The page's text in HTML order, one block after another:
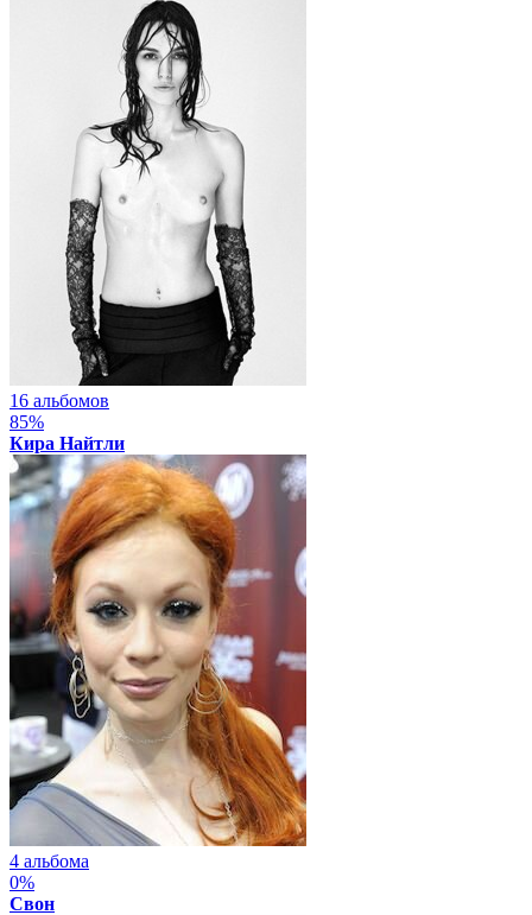
16 альбомов
85%
Кира Найтли
4 альбома
0%
Свон